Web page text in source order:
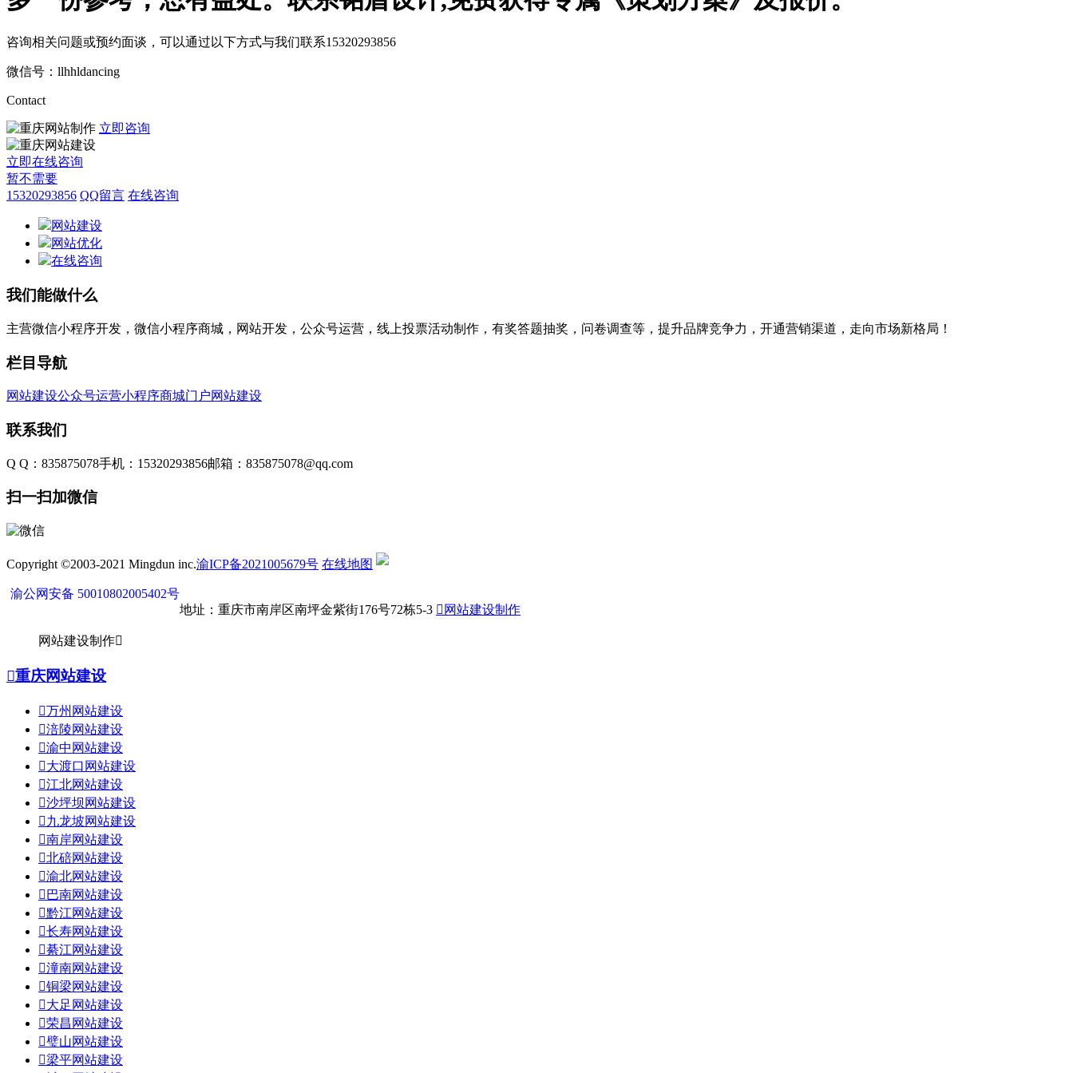
咨询相关问题或预约面谈，可以通过以下方式与我们联系15320293856
微信号：llhhldancing
Contact
立即咨询
立即在线咨询
暂不需要
15320293856 QQ留言 在线咨询
网站建设
网站优化
在线咨询
我们能做什么
主营微信小程序开发，微信小程序商城，网站开发，公众号运营，线上投票活动制作，有奖答题抽奖，问卷调查等，提升品牌竞争力，开通营销渠道，走向市场新格局！
栏目导航
网站建设公众号运营小程序商城门户网站建设
联系我们
Q Q：835875078手机：15320293856邮箱：835875078@qq.com
扫一扫加微信
Copyright ©2003-2021 Mingdun inc.渝ICP备2021005679号 在线地图
渝公网安备 50010802005402号
地址：重庆市南岸区南坪金紫街176号72栋5-3  网站建设制作
网站建设制作
重庆网站建设
万州网站建设
涪陵网站建设
渝中网站建设
大渡口网站建设
江北网站建设
沙坪坝网站建设
九龙坡网站建设
南岸网站建设
北碚网站建设
渝北网站建设
 巴南网站建设
黔江网站建设
长寿网站建设
綦江网站建设
潼南网站建设
铜梁网站建设
大足网站建设
荣昌网站建设
璧山网站建设
梁平网站建设